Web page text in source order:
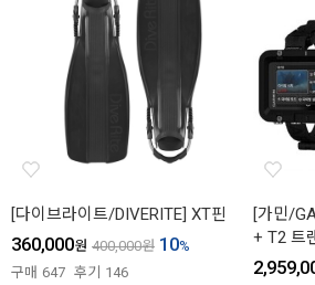
[다이브라이트/DIVERITE] XT핀
360,000원 400,000원 10%
구매 647 후기 146
[가민/
+ T2 트